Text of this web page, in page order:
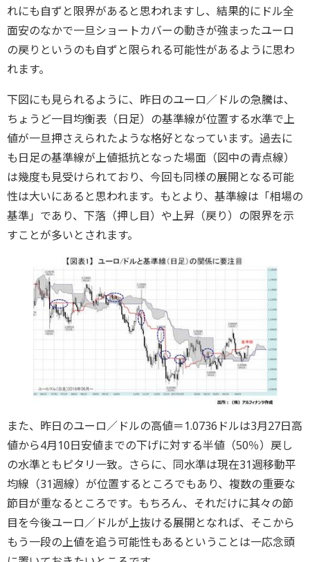
れにも自ずと限界があると思われますし、結果的にドル全
面安のなかで一旦ショートカバーの動きが強まったユーロ
の戻りというのも自ずと限られる可能性があるように思わ
れます。
下図にも見られるように、昨日のユーロ／ドルの急騰は、
ちょうど一目均衡表（日足）の基準線が位置する水準で上
値が一旦押さえられたような格好となっています。過去に
も日足の基準線が上値抵抗となった場面（図中の青点線）
は幾度も見受けられており、今回も同様の展開となる可能
性は大いにあると思われます。もとより、基準線は「相場の
基準」であり、下落（押し目）や上昇（戻り）の限界を示
すことが多いとされます。
また、昨日のユーロ／ドルの高値＝1.0736ドルは3月27日高
値から4月10日安値までの下げに対する半値（50％）戻し
の水準ともピタリ一致。さらに、同水準は現在31週移動平
均線（31週線）が位置するところでもあり、複数の重要な
節目が重なるところです。もちろん、それだけに其々の節
目を今後ユーロ／ドルが上抜ける展開となれば、そこから
もう一段の上値を追う可能性もあるということは一応念頭